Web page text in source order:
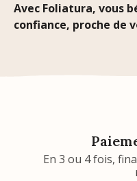
Avec Foliatura, vous
confiance, proche de
En 3 ou 4 fois,